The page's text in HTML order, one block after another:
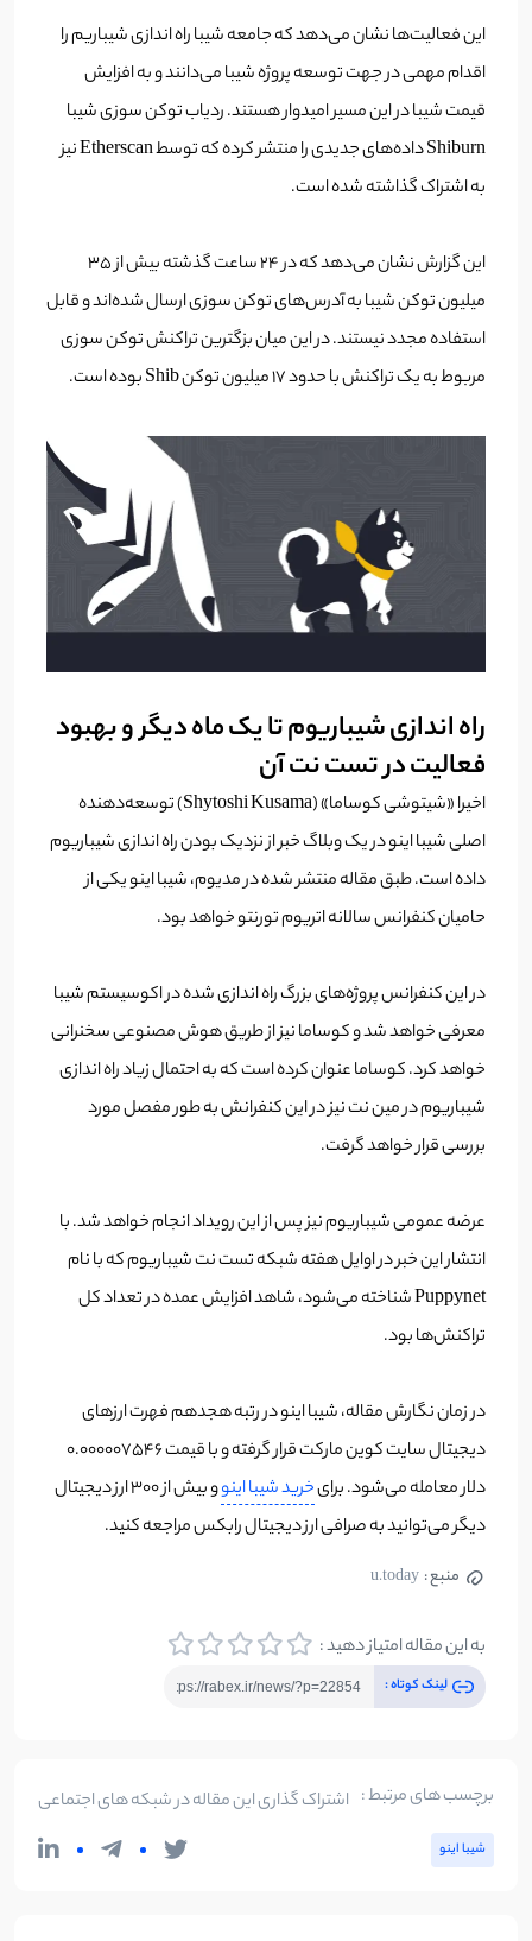
این فعالیت‌ها نشان می‌دهد که جامعه شیبا راه اندازی شیباریم را
اقدام مهمی در جهت توسعه پروژه شیبا می‌دانند و به افزایش
قیمت شیبا در این مسیر امیدوار هستند. ردیاب توکن سوزی شیبا
Shiburn داده‌های جدیدی را منتشر کرده که توسط Etherscan نیز
به اشتراک گذاشته شده است.
این گزارش نشان می‌دهد که در 24 ساعت گذشته بیش از 35
میلیون توکن شیبا به آدرس‌های توکن سوزی ارسال شده‌اند و قابل
استفاده مجدد نیستند. در این میان بزگترین تراکنش توکن سوزی
مربوط به یک تراکنش با حدود 17 میلیون توکن Shib بوده است.
راه اندازی شیباریوم تا یک ماه دیگر و بهبود
فعالیت در تست نت آن
اخیرا «شیتوشی کوساما» (Shytoshi Kusama) توسعه‌دهنده
اصلی شیبا اینو در یک وبلاگ خبر از نزدیک بودن راه اندازی شیباریوم
داده است. طبق مقاله منتشر شده در مدیوم، شیبا اینو یکی از
حامیان کنفرانس سالانه اتریوم تورنتو خواهد بود.
در این کنفرانس پروژه‌های بزرگ راه اندازی شده در اکوسیستم شیبا
معرفی خواهد شد و کوساما نیز از طریق هوش مصنوعی سخنرانی
خواهد کرد. کوساما عنوان کرده است که به احتمال زیاد راه اندازی
شیباریوم در مین نت نیز در این کنفرانش به طور مفصل مورد
بررسی قرار خواهد گرفت.
عرضه عمومی شیباریوم نیز پس از این رویداد انجام خواهد شد. با
انتشار این خبر در اوایل هفته شبکه تست نت شیباریوم که با نام
Puppynet شناخته می‌شود، شاهد افزایش عمده در تعداد کل
تراکنش‌ها بود.
در زمان نگارش مقاله، شیبا اینو در رتبه هجدهم فهرت ارزهای
دیجیتال سایت کوین مارکت قرار گرفته و با قیمت 0.000007546
دلار معامله می‌شود. برایخرید شیبا اینو
و بیش از 300 ارز دیجیتال
دیگر می‌توانید به صرافی ارز دیجیتال رابکس مراجعه کنید.
منبع : u.today
به این مقاله امتیاز دهید :
لینک کوتاه :
برچسب های مرتبط :
شیبا اینو
اشتراک گذاری این مقاله در شبکه های اجتماعی